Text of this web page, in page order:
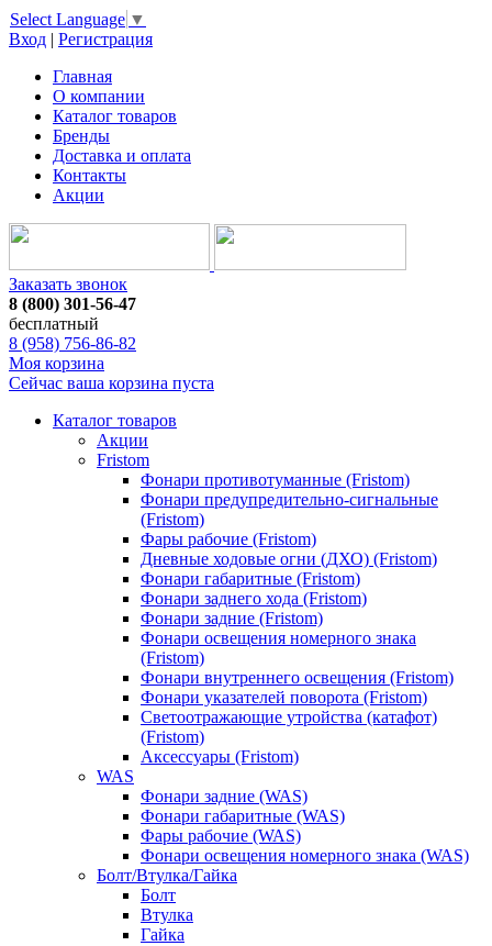
Select Language ▼
Вход | Регистрация
Главная
О компании
Каталог товаров
Бренды
Доставка и оплата
Контакты
Акции
Заказать звонок
8 (800) 301-56-47
бесплатный
8 (958) 756-86-82
Моя корзина
Сейчас ваша корзина пуста
Каталог товаров
Акции
Fristom
Фонари противотуманные (Fristom)
Фонари предупредительно-сигнальные
(Fristom)
Фары рабочие (Fristom)
Дневные ходовые огни (ДХО) (Fristom)
Фонари габаритные (Fristom)
Фонари заднего хода (Fristom)
Фонари задние (Fristom)
Фонари освещения номерного знака
(Fristom)
Фонари внутреннего освещения (Fristom)
Фонари указателей поворота (Fristom)
Светоотражающие утройства (катафот)
(Fristom)
Аксессуары (Fristom)
WAS
Фонари задние (WAS)
Фонари габаритные (WAS)
Фары рабочие (WAS)
Фонари освещения номерного знака (WAS)
Болт/Втулка/Гайка
Болт
Втулка
Гайка